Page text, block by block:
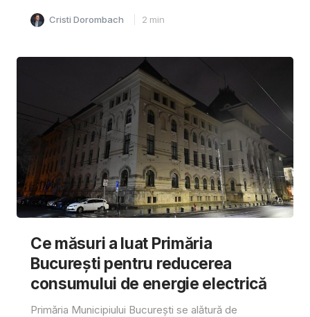
Cristi Dorombach 2 min
Ce măsuri a luat Primăria
București pentru reducerea
consumului de energie electrică
Primăria Municipiului București se alătură de